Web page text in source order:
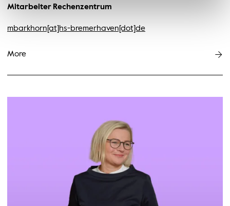
Mitarbeiter Rechenzentrum
mbarkhorn[at]hs-bremerhaven[dot]de
More